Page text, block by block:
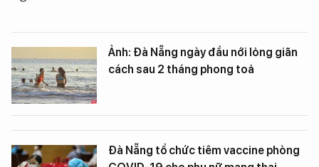
Ảnh: Đà Nẵng ngày đầu nới lỏng giãn
cách sau 2 tháng phong toả
Đà Nẵng tổ chức tiêm vaccine phòng